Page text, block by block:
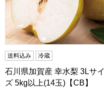
送料込み 冷蔵
石川県加賀産 幸水梨 3Lサイ
ズ 5kg以上(14玉)【CB】